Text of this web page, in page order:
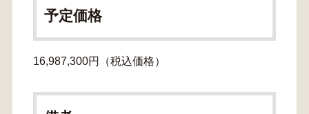
予定価格
16,987,300円（税込価格）